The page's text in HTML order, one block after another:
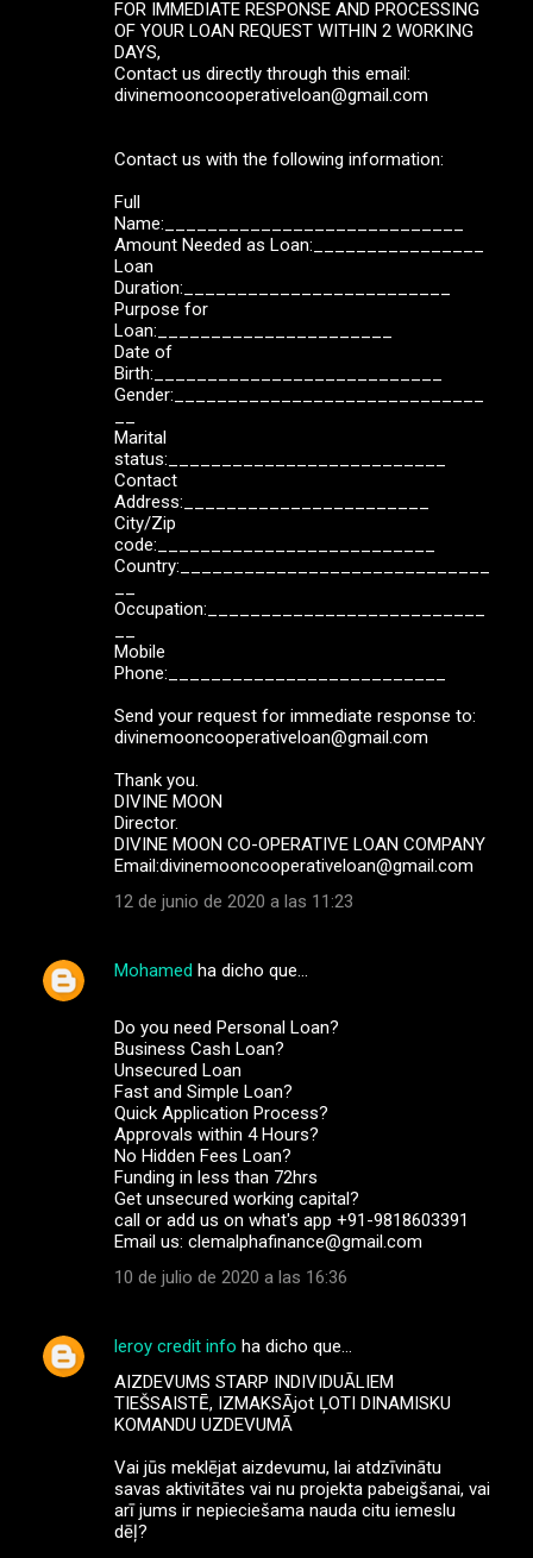
FOR IMMEDIATE RESPONSE AND PROCESSING
OF YOUR LOAN REQUEST WITHIN 2 WORKING
DAYS,
Contact us directly through this email:
divinemooncooperativeloan@gmail.com
Contact us with the following information:
Full
Name:____________________________
Amount Needed as Loan:________________
Loan
Duration:_________________________
Purpose for
Loan:______________________
Date of
Birth:___________________________
Gender:_____________________________
Marital
status:__________________________
Contact
Address:_______________________
City/Zip
code:__________________________
Country:_____________________________
Occupation:__________________________
Mobile
Phone:__________________________
Send your request for immediate response to:
divinemooncooperativeloan@gmail.com
Thank you.
DIVINE MOON
Director.
DIVINE MOON CO-OPERATIVE LOAN COMPANY
Email:divinemooncooperativeloan@gmail.com
12 de junio de 2020 a las 11:23
Mohamed ha dicho que…
Do you need Personal Loan?
Business Cash Loan?
Unsecured Loan
Fast and Simple Loan?
Quick Application Process?
Approvals within 4 Hours?
No Hidden Fees Loan?
Funding in less than 72hrs
Get unsecured working capital?
call or add us on what's app +91-9818603391
Email us: clemalphafinance@gmail.com
10 de julio de 2020 a las 16:36
leroy credit info ha dicho que…
AIZDEVUMS STARP INDIVIDUĀLIEM
TIEŠSAISTĒ, IZMAKSĀjot ĻOTI DINAMISKU
KOMANDU UZDEVUMĀ
Vai jūs meklējat aizdevumu, lai atdzīvinātu
savas aktivitātes vai nu projekta pabeigšanai, vai
arī jums ir nepieciešama nauda citu iemeslu
dēļ?